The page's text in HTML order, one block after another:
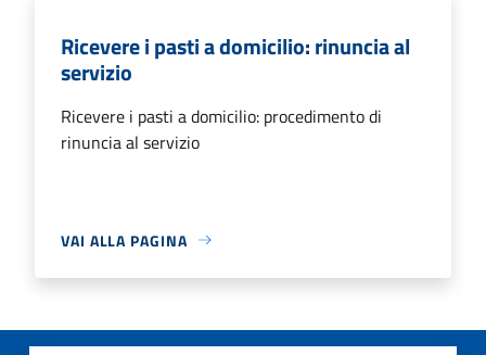
Ricevere i pasti a domicilio: rinuncia al
servizio
Ricevere i pasti a domicilio: procedimento di
rinuncia al servizio
VAI ALLA PAGINA